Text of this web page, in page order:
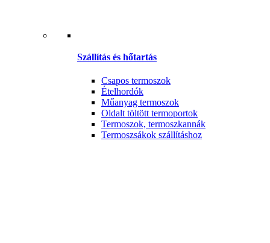
Szállítás és hőtartás
Csapos termoszok
Ételhordók
Műanyag termoszok
Oldalt töltött termoportok
Termoszok, termoszkannák
Termoszsákok szállításhoz